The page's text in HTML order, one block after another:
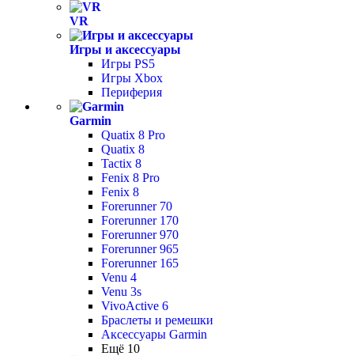
VR
Игры и аксессуары
Игры PS5
Игры Xbox
Периферия
Garmin
Quatix 8 Pro
Quatix 8
Tactix 8
Fenix 8 Pro
Fenix 8
Forerunner 70
Forerunner 170
Forerunner 970
Forerunner 965
Forerunner 165
Venu 4
Venu 3s
VivoActive 6
Браслеты и ремешки
Аксессуары Garmin
Ещё 10